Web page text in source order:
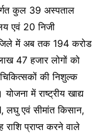
कुल 39 अस्पताल
एवं 20 निजी
में अब तक 194 करोड
47 हजार लोगों को
की निशुल्क
में राष्ट्रीय खाद्य
लघु एवं सीमांत किसान,
राशि प्राप्त करने वाले